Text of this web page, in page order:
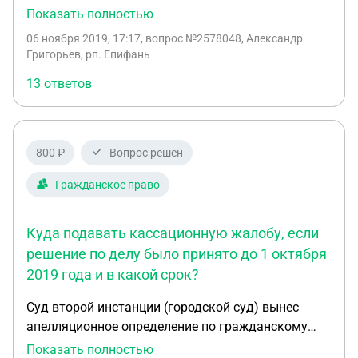
ОД-2 и ИТ-3 при том что ИТ-3 это для дорожной
под стоянку. При экскурсе в прошлое выяснилось
изменились границы зон и он попал в 2 зоны.
Знаю что Частью 2 статьи 85 Земельного кодекса
предусмотрено, что границы территориальных
принадлежности каждого земельного участка
только к одной зоне. Как в данном случае лучше
Показать полностью
06 ноября 2019, 17:17, вопрос №2578048, Александр
Григорьев, рп. Епифань
13 ответов
800 ₽ Вопрос решен
Гражданское право
Куда подавать кассационную жалобу, если
решение по делу было принято до 1 октября
2019 года и в какой срок?
Суд второй инстанции (городской суд) вынес
апелляционное определение по гражданскому
делу, изменив решение суда первой инстанции
Показать полностью